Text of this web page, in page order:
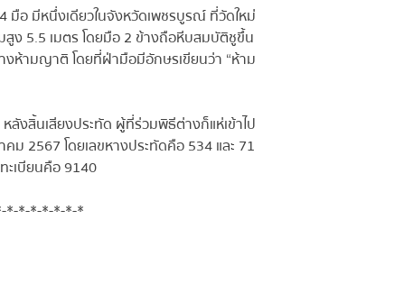
มีหนึ่งเดียวในจังหวัดเพชรบูรณ์ ที่วัดใหม่
5.5 เมตร โดยมือ 2 ข้างถือหีบสมบัติชูขึ้น
ห้ามญาติ โดยที่ฝ่ามือมีอักษรเขียนว่า “ห้าม
งสิ้นเสียงประทัด ผู้ที่ร่วมพิธีต่างก็แห่เข้าไป
2567 โดยเลขหางประทัดคือ 534 และ 71
เบียนคือ 9140
*-*-*-*-*-*